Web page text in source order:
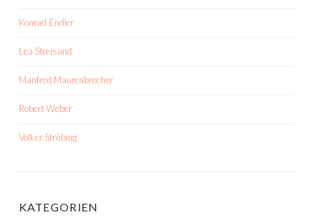
Konrad Endler
Lea Streisand
Manfred Maurenbrecher
Robert Weber
Volker Strübing
KATEGORIEN